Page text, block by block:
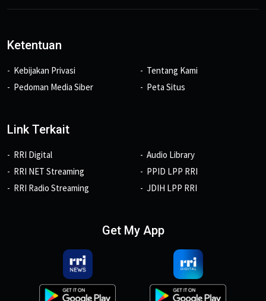
Ketentuan
Kebijakan Privasi
Pedoman Media Siber
Tentang Kami
Peta Situs
Link Terkait
RRI Digital
RRI NET Streaming
RRI Radio Streaming
Audio Library
PPID LPP RRI
JDIH LPP RRI
Get My App